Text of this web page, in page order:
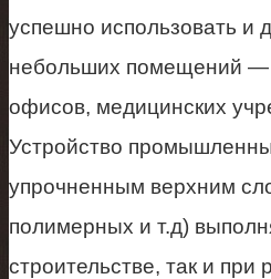
успешно использовать и
небольших помещений —
офисов, медицинских
Устройство
упрочненным верхним
полимерных и т.д)
строительстве, так и при